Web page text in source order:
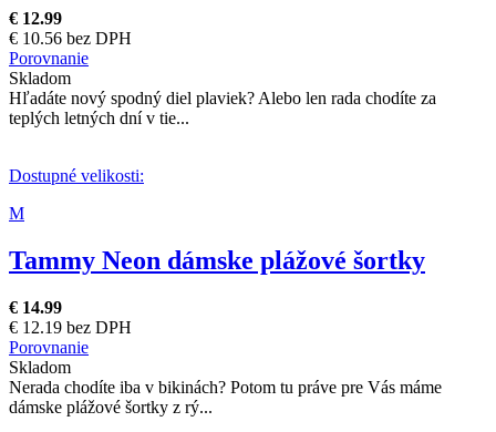
€ 12.99
€ 10.56 bez DPH
Porovnanie
Skladom
Hľadáte nový spodný diel plaviek? Alebo len rada chodíte za
teplých letných dní v tie...
Dostupné velikosti:
M
Tammy Neon dámske plážové šortky
€ 14.99
€ 12.19 bez DPH
Porovnanie
Skladom
Nerada chodíte iba v bikinách? Potom tu práve pre Vás máme
dámske plážové šortky z rý...